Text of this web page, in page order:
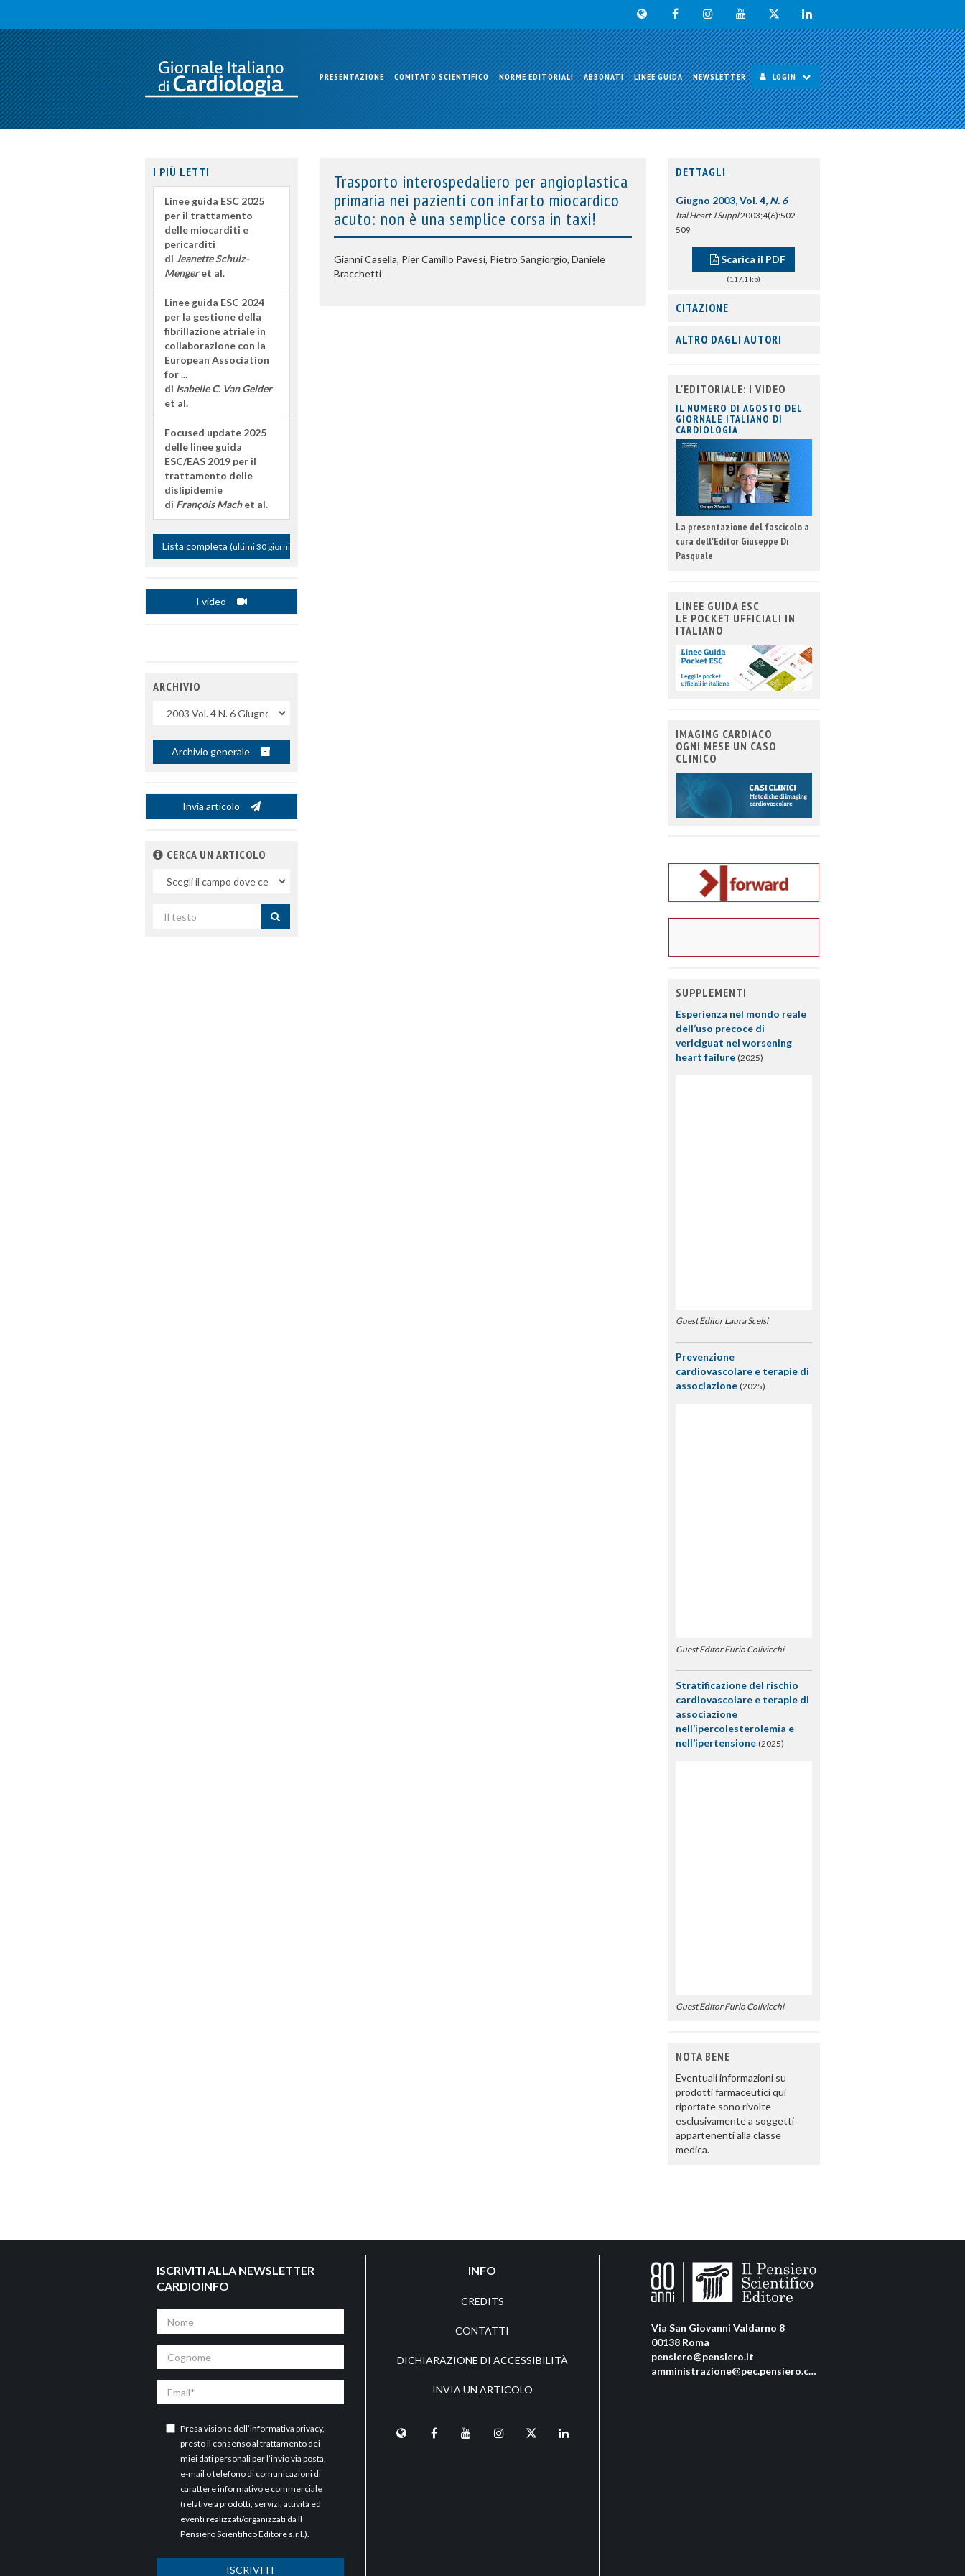
PRESENTAZIONE COMITATO SCIENTIFICO NORME EDITORIALI ABBONATI LINEE GUIDA NEWSLETTER LOGIN
Trasporto interospedaliero per angioplastica
primaria nei pazienti con infarto miocardico
acuto: non è una semplice corsa in taxi!
Gianni Casella, Pier Camillo Pavesi, Pietro Sangiorgio, Daniele
Bracchetti
I PIÙ LETTI
Linee guida ESC 2025
per il trattamento
delle miocarditi e
pericarditi
di Jeanette Schulz-
Mengeret al.
Linee guida ESC 2024
per la gestione della
fibrillazione atriale in
collaborazione con la
European Association
for ...
di Isabelle C. Van Gelder
et al.
Focused update 2025
delle linee guida
ESC/EAS 2019 per il
trattamento delle
dislipidemie
di François Machet al.
Lista completa (ultimi 30 giorni)
I video
ARCHIVIO
Archivio generale
Invia articolo
CERCA UN ARTICOLO
campo
per
DETTAGLI
Giugno 2003, Vol. 4, N. 6
Ital Heart J Suppl2003;4(6):502-
509
Scarica il PDF
(117,1 kb)
CITAZIONE
ALTRO DAGLI AUTORI
L'EDITORIALE: I VIDEO
IL NUMERO DI AGOSTO DEL
GIORNALE ITALIANO DI
CARDIOLOGIA
La presentazione del fascicolo a
cura dell'Editor Giuseppe Di
Pasquale
LINEE GUIDA ESC
LE POCKET UFFICIALI IN
ITALIANO
IMAGING CARDIACO
OGNI MESE UN CASO
CLINICO
SUPPLEMENTI
Esperienza nel mondo reale
dell’uso precoce di
vericiguat nel worsening
heart failure (2025)
Guest Editor Laura Scelsi
Prevenzione
cardiovascolare e terapie di
associazione (2025)
Guest Editor Furio Colivicchi
Stratificazione del rischio
cardiovascolare e terapie di
associazione
nell’ipercolesterolemia e
nell’ipertensione (2025)
Guest Editor Furio Colivicchi
NOTA BENE
Eventuali informazioni su
prodotti farmaceutici qui
riportate sono rivolte
esclusivamente a soggetti
appartenenti alla classe
medica.
ISCRIVITI ALLA NEWSLETTER
CARDIOINFO
Presa visione dell’informativa privacy,
presto il consenso al trattamento dei
miei dati personali per l’invio via posta,
e-mail o telefono di comunicazioni di
carattere informativo e commerciale
(relative a prodotti, servizi, attività ed
eventi realizzati/organizzati da Il
Pensiero Scientifico Editore s.r.l.).
ISCRIVITI
INFO
CREDITS
CONTATTI
DICHIARAZIONE DI ACCESSIBILITÀ
INVIA UN ARTICOLO
Via San Giovanni Valdarno 8
00138 Roma
pensiero@pensiero.it
amministrazione@pec.pensiero.com